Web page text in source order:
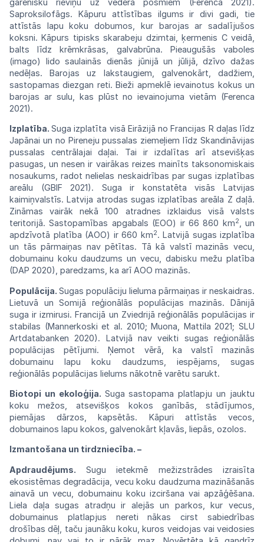
gareniskurieviņu uz vēdera posmiem (Ferenca 2021).
Saproksilofāgs.
Kāpuru attīstības ilgums ir divigadi, tie
attīstās lapu koku dobumos, kur barojas ar sadalījušos
koksni. Kāpurs tipisks skarabeju dzimtai, ķermenis C veidā,
balts
līdz krēmkrāsas, galvabrūna. Pieaugušās
vaboles
(imago) lido saulainās dienās jūnijā un jūlijā,dzīvo dažas
nedēļas. Barojas uz lakstaugiem, galvenokārt, dadžiem,
sastopamas diezgan reti.Bieži apmeklē ievainotus kokus un
barojas ar sulu, kas plūst no ievainojuma vietām (Ferenca
2021).
Izplatība.Suga izplatīta visā EirāzijānoFrancijas R daļas līdz
Japānai un no Pirenejupussalas ziemeļiem līdzSkandināvijas
pussalas centrālajai daļai. Tai ir izdalītasarīatsevišķas
pasugas, un nesen ir vairākas reizes mainīts taksonomiskais
nosaukums,radotnelielas neskaidrības par sugasizplatības
areālu (GBIF 2021). Suga ir konstatētavisāsLatvijas
kaimiņvalstīs. Latvija atrodas sugasizplatības areāla Z daļā.
Zināmas
vairāk nekā100 atradnes izklaidus visā valsts
teritorijā.Sastopamības apgabals (EOO) ir 66 860 km2, un
apdzīvotā platība (AOO) ir 660 km2. Latvijā sugas izplatība
un tās pārmaiņas nav pētītas. Tā kā valstī mazinās vecu,
dobumainu kokudaudzums un vecu, dabisku mežuplatība
(DAP 2020), paredzams, ka arī AOO mazinās.
Populācija. Sugas populāciju lieluma pārmaiņas ir neskaidras.
Lietuvā un Somijā reģionālās populācijas mazinās. Dānijā
sugair izmirusi. Francijā un Zviedrijā reģionālās populācijas ir
stabilas (Mannerkoski et al. 2010; Muona, Mattila 2021; SLU
Artdatabanken 2020). Latvijānavveikti sugasreģionālās
populācijas pētījumi. Ņemot vērā, ka valstīmazinās
dobumainu lapu koku daudzums, iespējams, sugas
reģionālās populācijas lielums nākotnē varētu sarukt.
Biotopi un ekoloģija. Suga sastopama platlapju un jauktu
koku mežos, atsevišķos kokos ganībās, stādījumos,
piemājas dārzos, kapsētās. Kāpuri attīstās vecos,
dobumainos lapu kokos, galvenokārt kļavās, liepās, ozolos.
Izmantošana un tirdzniecība. –
Apdraudējums. Sugu ietekmē mežizstrādes izraisīta
ekosistēmas degradācija, vecukoku daudzuma mazināšanās
ainavā un vecu, dobumainu koku izciršana vai apzāģēšana.
Liela daļa sugas atradņu ir alejās un parkos,kur vecus,
dobumainus platlapjus neretinākascirst sabiedrības
drošības dēļ, taču jaunāku koku, kuros veidojas vai veidosies